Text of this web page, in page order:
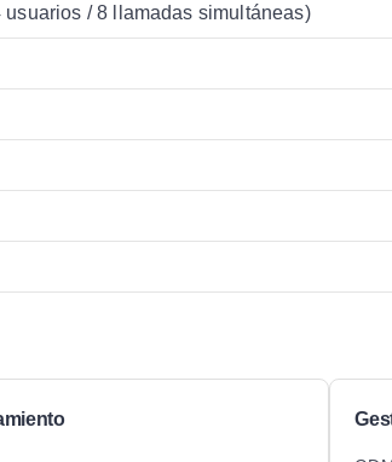
/ 8 llamadas simultáneas)